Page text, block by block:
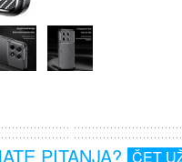
PITANJA? ČET